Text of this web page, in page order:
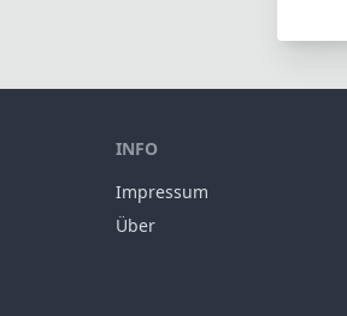
INFO
Impressum
Über